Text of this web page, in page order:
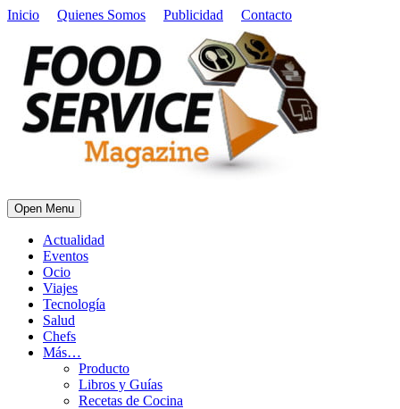
Inicio Quienes Somos Publicidad Contacto
Open Menu
Actualidad
Eventos
Ocio
Viajes
Tecnología
Salud
Chefs
Más…
Producto
Libros y Guías
Recetas de Cocina